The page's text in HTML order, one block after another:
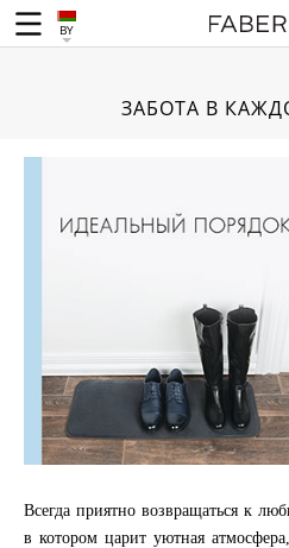
BY
ЗАБОТА В
Всегда приятно возвращаться к
в котором царит уютная